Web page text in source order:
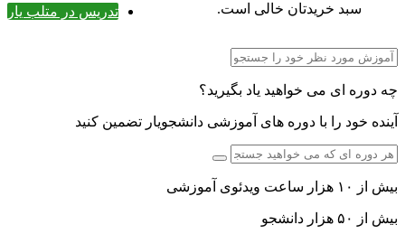
تدریس در متلب یار
سبد خریدتان خالی است.
چه دوره ای می خواهید یاد بگیرید؟
آینده خود را با دوره های آموزشی دانشجویار تضمین کنید
بیش از ۱۰ هزار ساعت ویدئوی آموزشی
بیش از ۵۰ هزار دانشجو